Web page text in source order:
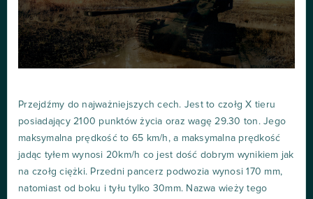
Przejdźmy do najważniejszych cech. Jest to czołg X tieru
posiadający 2100 punktów życia oraz wagę 29.30 ton. Jego
maksymalna prędkość to 65 km/h, a maksymalna prędkość
jadąc tyłem wynosi 20km/h co jest dość dobrym wynikiem jak
na czołg ciężki. Przedni pancerz podwozia wynosi 170 mm,
natomiast od boku i tyłu tylko 30mm. Nazwa wieży tego